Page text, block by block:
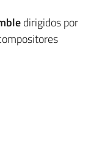
dirigidos por